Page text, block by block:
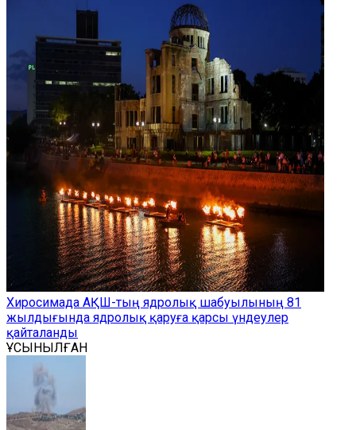
Хиросимада АҚШ-тың ядролық шабуылының 81
жылдығында ядролық қаруға қарсы үндеулер
қайталанды
ҰСЫНЫЛҒАН